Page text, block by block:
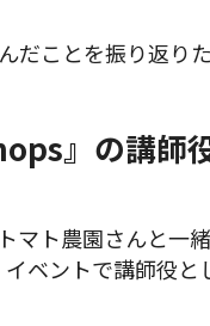
ことを振り返りた
』の講師
マト農園さんと一
ベントで講師役と